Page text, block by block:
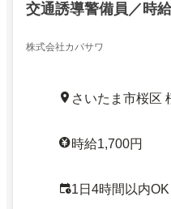
交通誘導警備員／時
株式会社カバサワ
さいたま市桜区
時給1,700円
1日4時間以内OK